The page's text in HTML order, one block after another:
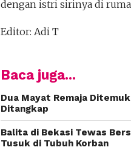
dengan istri sirinya di
Editor: Adi T
Baca juga...
Dua Mayat Remaja
Ditangkap
Balita di Bekasi Tewas
Tusuk di Tubuh Korban